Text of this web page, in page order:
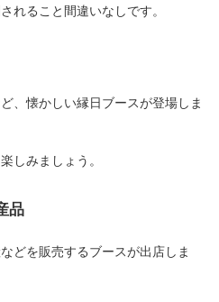
れること間違いなしです。
、懐かしい縁日ブースが登場しま
しみましょう。
品
どを販売するブースが出店しま